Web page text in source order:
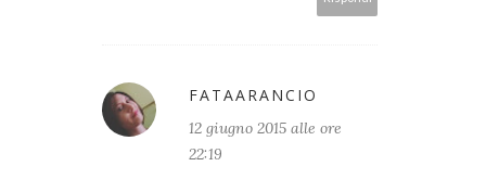
FATAARANCIO
12 giugno 2015 alle ore
22:19